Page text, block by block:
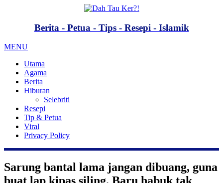
Berita - Petua - Tips - Resepi - Islamik
MENU
Utama
Agama
Berita
Hiburan
Selebriti
Resepi
Tip & Petua
Viral
Privacy Policy
Sarung bantal lama jangan dibuang, guna